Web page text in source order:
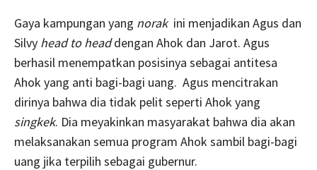
Gaya kampungan yang norak ini menjadikan Agus dan
Silvy head to headdengan Ahok dan Jarot. Agus
berhasil menempatkan posisinya sebagai antitesa
Ahok yang anti bagi-bagi uang. Agus mencitrakan
dirinya bahwa dia tidak pelit seperti Ahok yang
singkek. Dia meyakinkan masyarakat bahwa dia akan
melaksanakan semua program Ahok sambil bagi-bagi
uang jika terpilih sebagai gubernur.